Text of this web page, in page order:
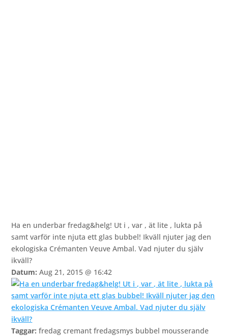
Ha en underbar fredag&helg! Ut i ️, var , ät lite , lukta på
samt varför inte njuta ett glas bubbel! Ikväll njuter jag den
ekologiska Crémanten Veuve Ambal. Vad njuter du själv
ikväll?
Datum:Aug 21, 2015 @ 16:42
Taggar:fredag cremant fredagsmys bubbel mousserande